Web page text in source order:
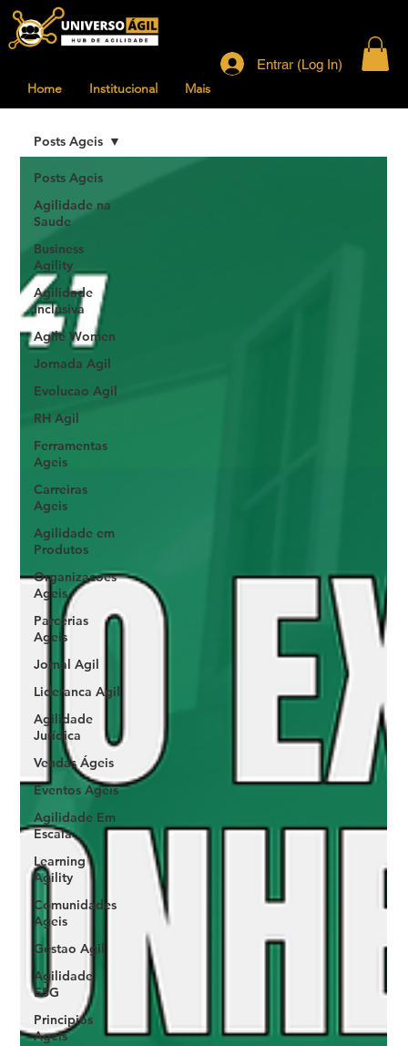
Home Institucional Mais
Entrar (Log In)
Posts Ageis
Agilidade na
Saude
Business
Agility
Agilidade
Inclusiva
Agile Women
Jornada Agil
Evolucao Agil
RH Agil
Ferramentas
Ageis
Carreiras
Ageis
Agilidade em
Produtos
Organizacoes
Ageis
Parcerias
Ageis
Jornal Agil
Lideranca Agil
Agilidade
Jurídica
Vendas Ágeis
Eventos Ageis
Agilidade Em
Escala
Learning
Agility
Comunidades
Ageis
Gestao Agil
Agilidade
ESG
Principios
Ageis
Posts Ageis